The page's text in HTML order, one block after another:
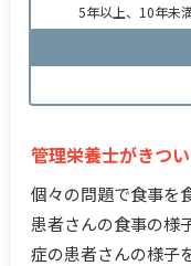
5年以上、10年未
管理栄養士がきつ
個々の問題で食事を
患者さんの食事の様
症の患者さんの様子